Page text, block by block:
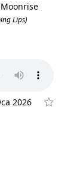
Moonrise
Lips)
2026